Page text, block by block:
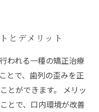
とデメリット
われる一種の矯正治療
とで、歯列の歪みを正
とができます。 メリッ
とで、口内環境が改善